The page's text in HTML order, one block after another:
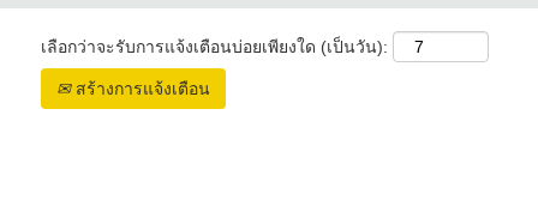
เลือกว่าจะรับการแจ้งเตือนบ่อยเพียงใด (เป็นวัน):
สร้างการแจ้งเตือน